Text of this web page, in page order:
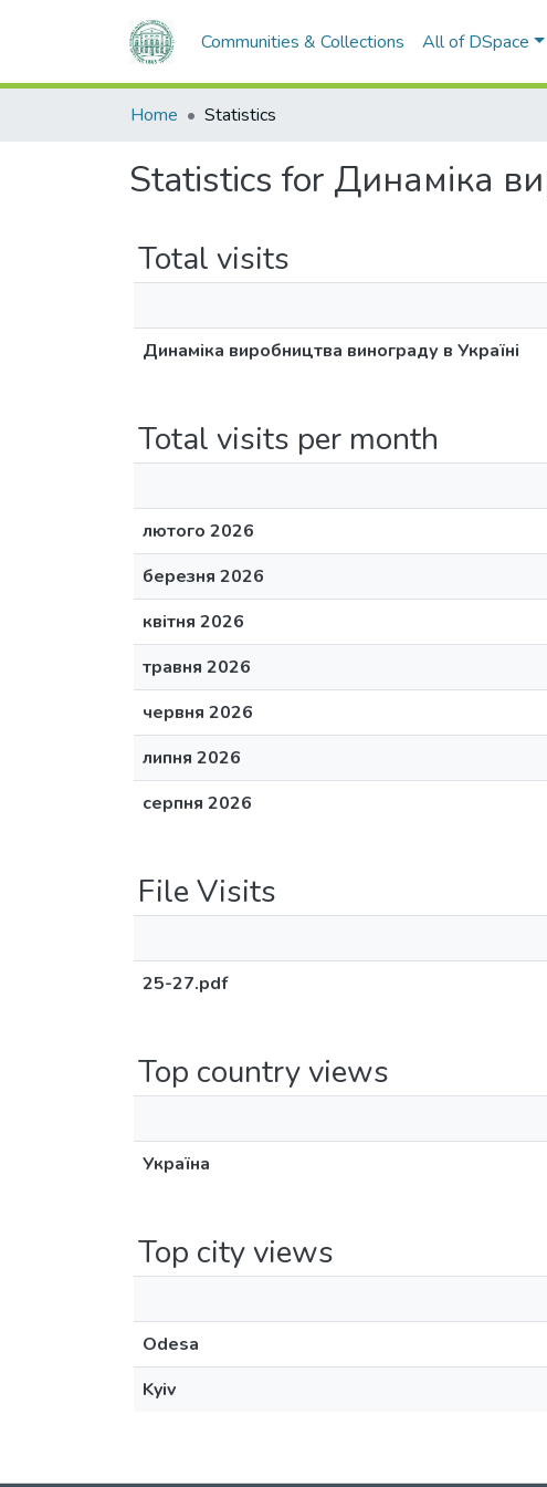
Communities & Collections All of DSpace
Home Statistics
Statistics for Динаміка
Total visits
Динаміка виробництва винограду в Україні
Total visits per month
лютого 2026
березня 2026
квітня 2026
травня 2026
червня 2026
липня 2026
серпня 2026
File Visits
25-27.pdf
Top country views
Україна
Top city views
Odesa
Kyiv